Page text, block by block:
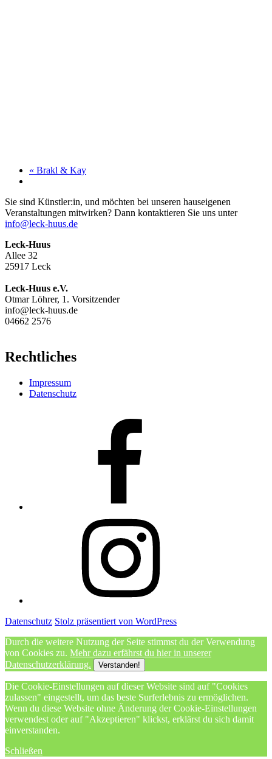
« Brakl & Kay
Sie sind Künstler:in, und möchten bei unseren hauseigenen
Veranstaltungen mitwirken? Dann kontaktieren Sie uns unter
info@leck-huus.de
Leck-Huus
Allee 32
25917 Leck
Leck-Huus e.V.
Otmar Löhrer, 1. Vorsitzender
info@leck-huus.de
04662 2576
Rechtliches
Impressum
Datenschutz
Datenschutz Stolz präsentiert von WordPress
Durch die weitere Nutzung der Seite stimmst du der Verwendung
von Cookies zu. Mehr dazu erfährst du hier in unserer
Datenschutzerklärung.
Verstanden!
Die Cookie-Einstellungen auf dieser Website sind auf "Cookies
zulassen" eingestellt, um das beste Surferlebnis zu ermöglichen.
Wenn du diese Website ohne Änderung der Cookie-Einstellungen
verwendest oder auf "Akzeptieren" klickst, erklärst du sich damit
einverstanden.
Schließen